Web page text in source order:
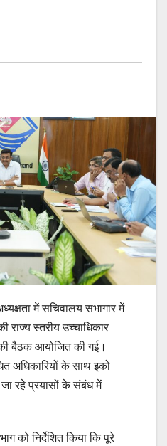
में सचिवालय सभागार में
स्तरीय उच्चाधिकार
की बैठक आयोजित की गई।
अधिकारियों के साथ इको
जा रहे प्रयासों के संबंध में
को निर्देशित किया कि पूरे